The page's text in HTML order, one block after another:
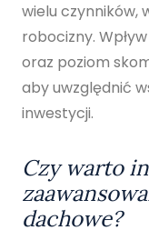
wielu czynników,
robocizny.
oraz poziom
aby uwzględnić
inwestycji.
Czy warto
dachowe?